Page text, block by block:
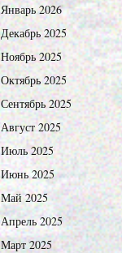
Январь 2026
Декабрь 2025
Ноябрь 2025
Октябрь 2025
Сентябрь 2025
Август 2025
Июль 2025
Июнь 2025
Май 2025
Апрель 2025
Март 2025